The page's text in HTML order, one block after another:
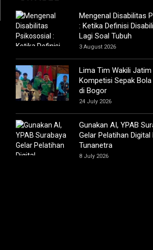
Mengenal Disabilitas
: Ketika Definisi
Lagi Soal Tubuh
3 August 2026
Lima Tim Wakili Jatim
Kompetisi Sepak
di Bogor
24 July 2026
Gunakan AI, YPAB
Gelar Pelatihan Digital
Tunanetra
8 July 2026